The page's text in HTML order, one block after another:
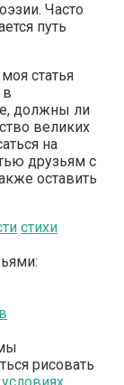
Часто
путь
статья
должны ли
великих
на
друзьям с
оставить
стихи
рисовать